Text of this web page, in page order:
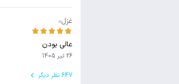
غزل
عالی بودن
26 تیر 1405
647 نظر دیگر